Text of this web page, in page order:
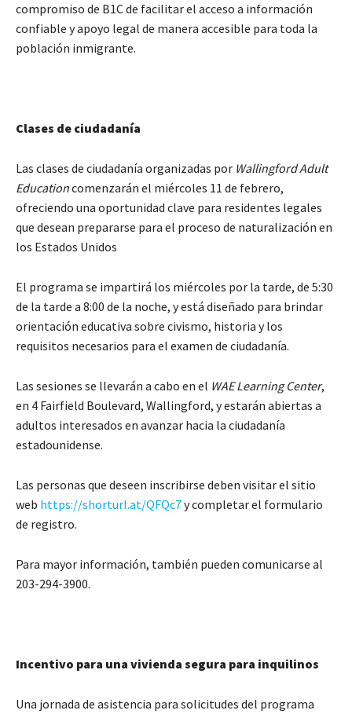
compromiso de B1C de facilitar el acceso a información
confiable y apoyo legal de manera accesible para toda la
población inmigrante.
Clases de ciudadanía
Las clases de ciudadanía organizadas por Wallingford Adult
Educationcomenzarán el miércoles 11 de febrero,
ofreciendo una oportunidad clave para residentes legales
que desean prepararse para el proceso de naturalización en
los Estados Unidos
El programa se impartirá los miércoles por la tarde, de 5:30
de la tarde a 8:00 de la noche, y está diseñado para brindar
orientación educativa sobre civismo, historia y los
requisitos necesarios para el examen de ciudadanía.
Las sesiones se llevarán a cabo en el WAE Learning Center,
en 4 Fairfield Boulevard, Wallingford, y estarán abiertas a
adultos interesados en avanzar hacia la ciudadanía
estadounidense.
Las personas que deseen inscribirse deben visitar el sitio
web https://shorturl.at/QFQc7y completar el formulario
de registro.
Para mayor información, también pueden comunicarse al
203-294-3900.
Incentivo para una vivienda segura para inquilinos
Una jornada de asistencia para solicitudes del programa